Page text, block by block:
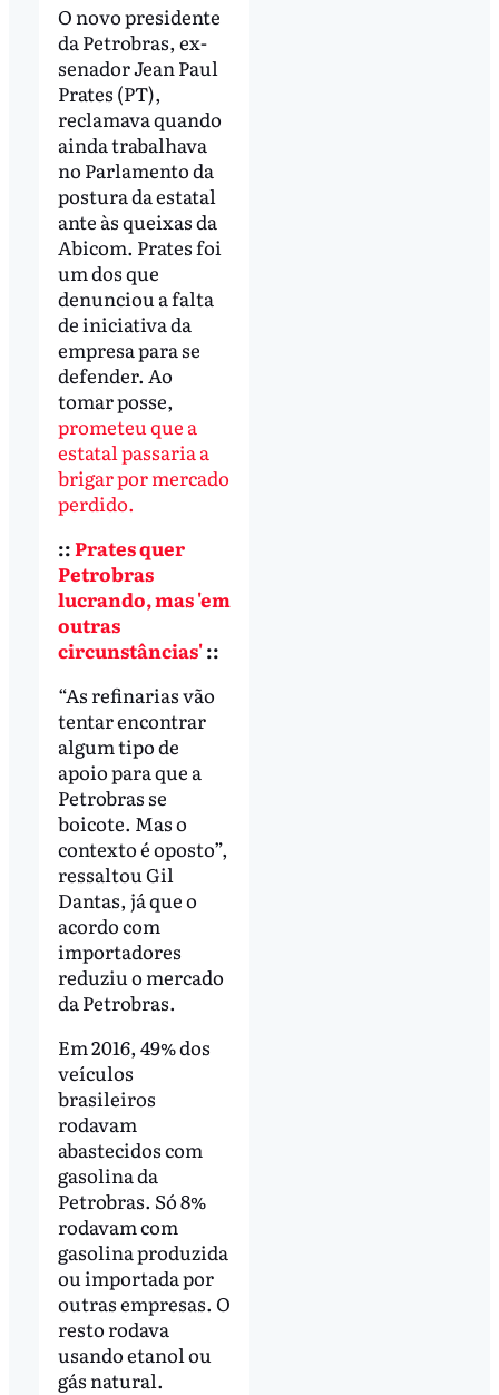
O novo presidente
da Petrobras, ex-
senador Jean Paul
Prates (PT),
reclamava quando
ainda trabalhava
no Parlamento da
postura da estatal
ante às queixas da
Abicom. Prates foi
um dos que
denunciou a falta
de iniciativa da
empresa para se
defender. Ao
tomar posse,
prometeu que a
estatal passaria a
brigar por mercado
perdido.
::Prates quer
Petrobras
lucrando, mas 'em
outras
circunstâncias'::
“As refinarias vão
tentar encontrar
algum tipo de
apoio para que a
Petrobras se
boicote. Mas o
contexto é oposto”,
ressaltou Gil
Dantas, já que o
acordo com
importadores
reduziu o mercado
da Petrobras.
Em 2016, 49% dos
veículos
brasileiros
rodavam
abastecidos com
gasolina da
Petrobras. Só 8%
rodavam com
gasolina produzida
ou importada por
outras empresas. O
resto rodava
usando etanol ou
gás natural.